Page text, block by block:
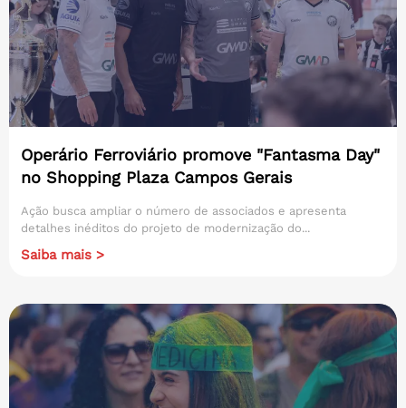
Operário Ferroviário promove "Fantasma Day"
no Shopping Plaza Campos Gerais
Ação busca ampliar o número de associados e apresenta
detalhes inéditos do projeto de modernização do...
Saiba mais >